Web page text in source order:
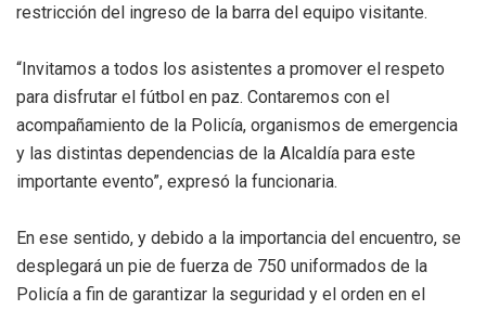
restricción del ingreso de la barra del equipo visitante.
“Invitamos a todos los asistentes a promover el respeto
para disfrutar el fútbol en paz. Contaremos con el
acompañamiento de la Policía, organismos de emergencia
y las distintas dependencias de la Alcaldía para este
importante evento”, expresó la funcionaria.
En ese sentido, y debido a la importancia del encuentro, se
desplegará un pie de fuerza de 750 uniformados de la
Policía a fin de garantizar la seguridad y el orden en el